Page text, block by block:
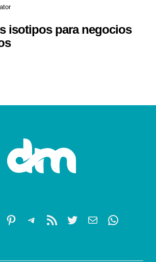
isotipos para negocios